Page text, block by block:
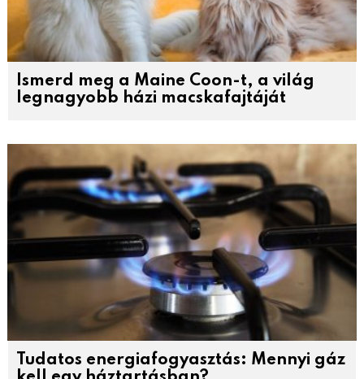
Ismerd meg a Maine Coon-t, a világ
legnagyobb házi macskafajtáját
Tudatos energiafogyasztás: Mennyi gáz